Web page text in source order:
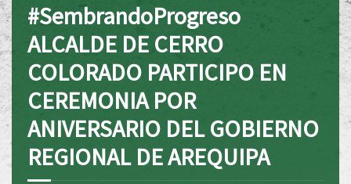
#SembrandoProgreso
ALCALDE DE CERRO
COLORADO PARTICIPO EN
CEREMONIA POR
ANIVERSARIO DEL GOBIERNO
REGIONAL DE AREQUIPA